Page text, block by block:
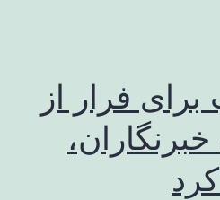
برای فرار از